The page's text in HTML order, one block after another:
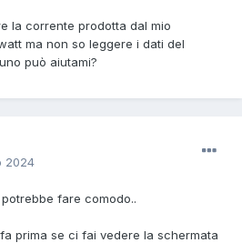
la corrente prodotta dal mio
ma non so leggere i dati del
può aiutami?
2024
fare comodo..
prima se ci fai vedere la schermata